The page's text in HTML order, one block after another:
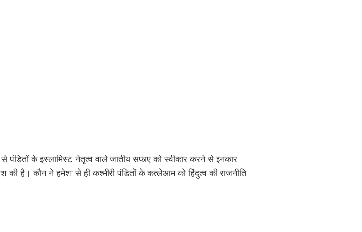
पंडितों के इस्लामिस्ट-नेतृत्व वाले जातीय सफाए को स्वीकार करने से इनकार
की है। कौन ने हमेशा से ही कश्मीरी पंडितों के कत्लेआम को हिंदुत्व की राजनीति